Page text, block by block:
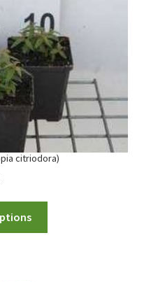
be
chosen
on
the
product
page
citriodora)